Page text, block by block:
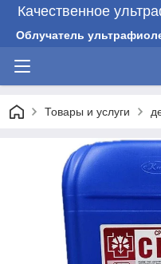
Качественное
Облучатель
Товары и услуги